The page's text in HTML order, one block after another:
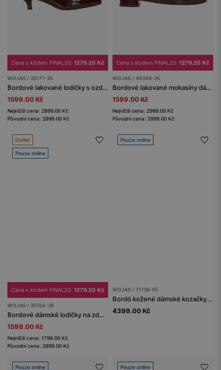
Cena s kódem FINAL20: 1279.20 Kč
WOJAS / 35171-35
Bordové lakované lodičky s ozdobnými pásky
1599.00 Kč
Nejnižší cena: 2899.00 Kč
Původní cena: 2899.00 Kč
Cena s kódem FINAL20: 1279.20 Kč
WOJAS / 46348-35
Bordové lakované mokasíny dámské na nízkém podpatku
1599.00 Kč
Nejnižší cena: 2999.00 Kč
Původní cena: 2999.00 Kč
Outlet
Pouze online
Cena s kódem FINAL20: 1279.20 Kč
WOJAS / 35154-36
Bordové dámské lodičky na zdobeném podpatku
1599.00 Kč
Nejnižší cena: 1799.00 Kč
Původní cena: 2899.00 Kč
Pouze online
WOJAS / 71136-55
Bordó kožené dámské kozačky na podpatku
4399.00 Kč
Pouze online Pouze online